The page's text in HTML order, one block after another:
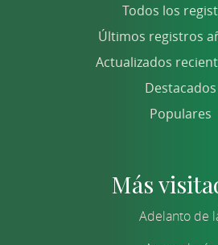
Todos los
Últimos registros
Actualizados
Destacados
Populares
Más
Adelanto de